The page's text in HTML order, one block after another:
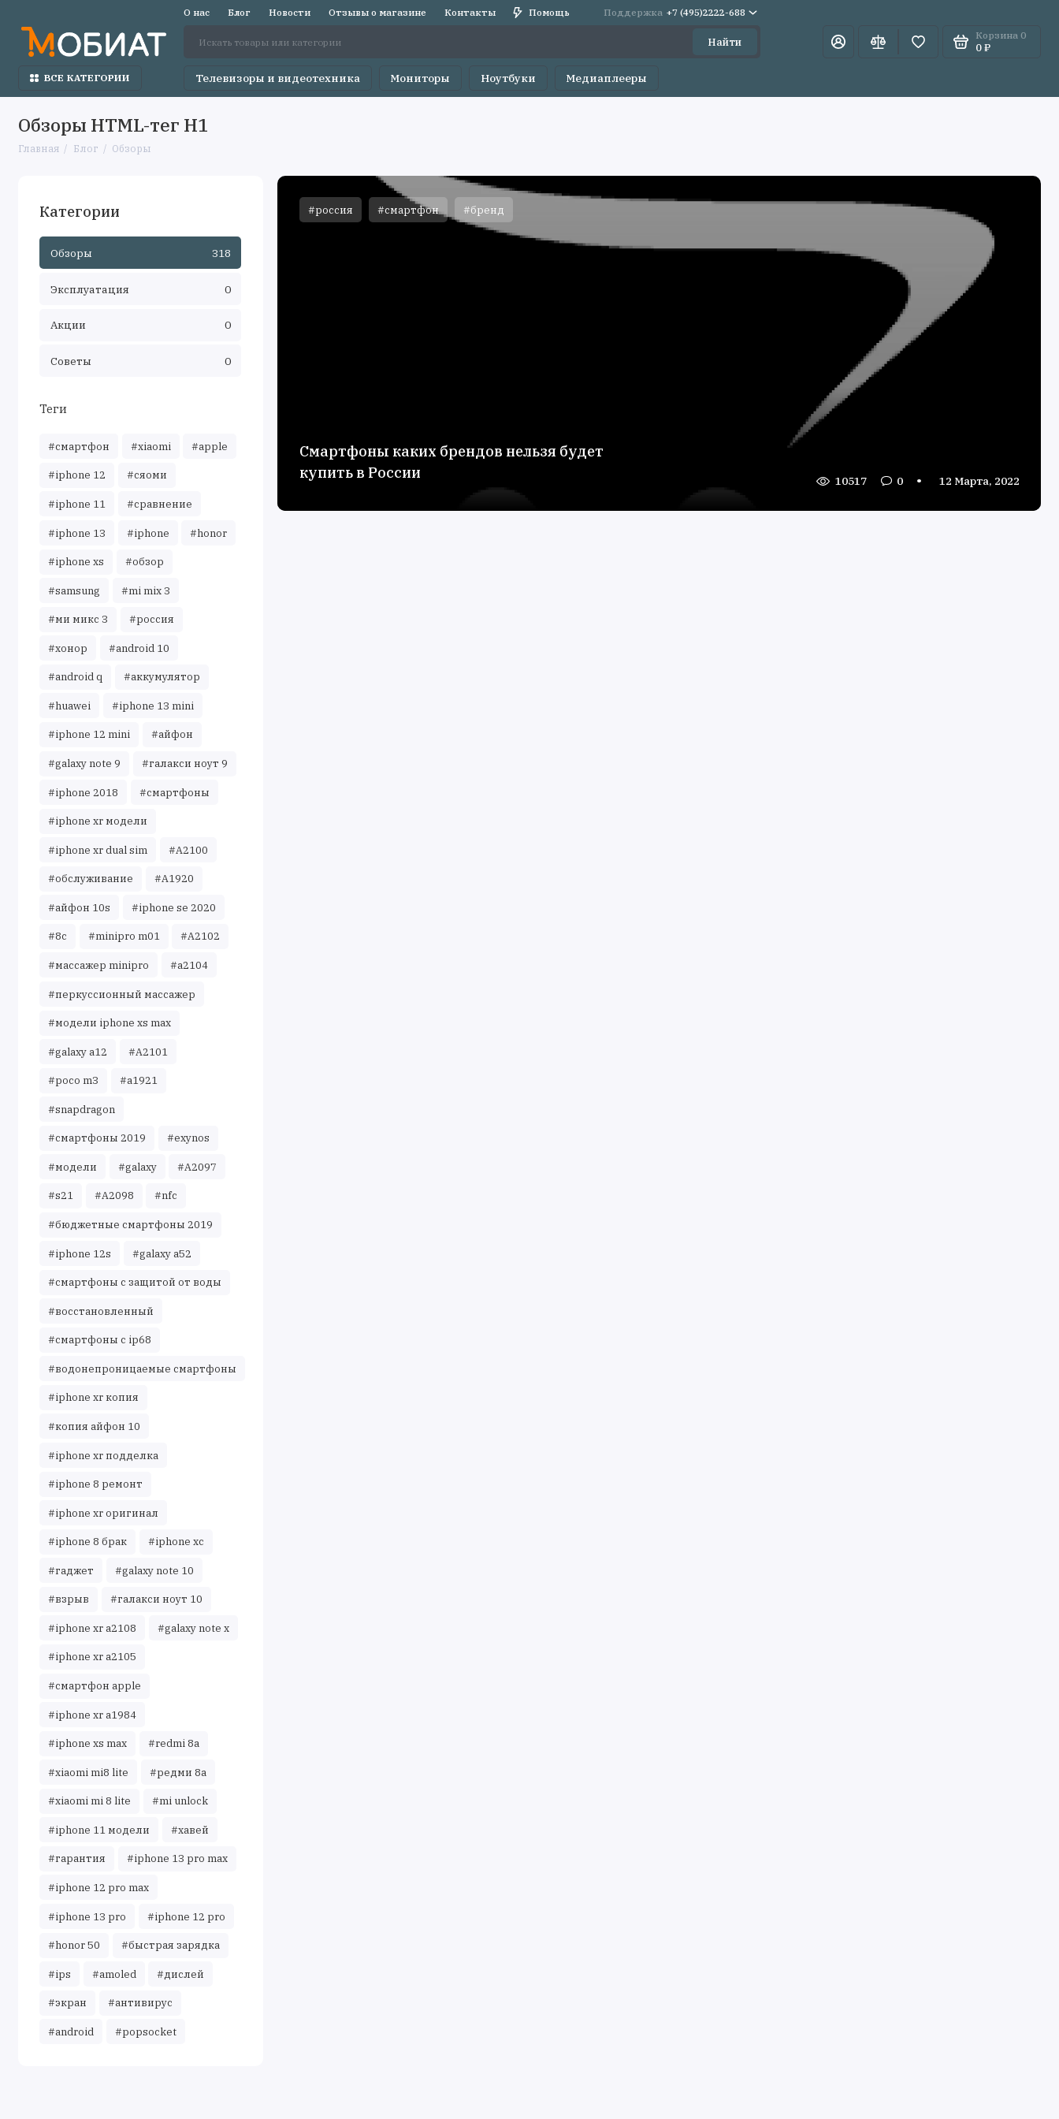
О нас Блог Новости Отзывы о магазине Контакты Помощь Поддержка +7 (495)2222-688
Найти
Корзина 0
0 ₽
ВСЕ КАТЕГОРИИ Телевизоры и видеотехника Мониторы Ноутбуки Медиаплееры
Обзоры HTML-тег H1
Главная Блог Обзоры
Категории
Обзоры 318
Эксплуатация 0
Акции 0
Советы 0
Теги
#смартфон #xiaomi #apple
#iphone 12 #сяоми
#iphone 11 #сравнение
#iphone 13 #iphone #honor
#iphone xs #обзор
#samsung #mi mix 3
#ми микс 3 #россия
#хонор #android 10
#android q #аккумулятор
#huawei #iphone 13 mini
#iphone 12 mini #айфон
#galaxy note 9 #галакси ноут 9
#iphone 2018 #смартфоны
#iphone xr модели
#iphone xr dual sim #A2100
#обслуживание #A1920
#айфон 10s #iphone se 2020
#8c #minipro m01 #A2102
#массажер minipro #a2104
#перкуссионный массажер
#модели iphone xs max
#galaxy a12 #A2101
#poco m3 #a1921
#snapdragon
#смартфоны 2019 #exynos
#модели #galaxy #A2097
#s21 #A2098 #nfc
#бюджетные смартфоны 2019
#iphone 12s #galaxy a52
#смартфоны с защитой от воды
#восстановленный
#смартфоны с ip68
#водонепроницаемые смартфоны
#iphone xr копия
#копия айфон 10
#iphone xr подделка
#iphone 8 ремонт
#iphone xr оригинал
#iphone 8 брак #iphone xc
#гаджет #galaxy note 10
#взрыв #галакси ноут 10
#iphone xr a2108 #galaxy note x
#iphone xr a2105
#смартфон apple
#iphone xr a1984
#iphone xs max #redmi 8a
#xiaomi mi8 lite #редми 8а
#xiaomi mi 8 lite #mi unlock
#iphone 11 модели #хавей
#гарантия #iphone 13 pro max
#iphone 12 pro max
#iphone 13 pro #iphone 12 pro
#honor 50 #быстрая зарядка
#ips #amoled #дислей
#экран #антивирус
#android #popsocket
#россия #смартфон #бренд
10517 0 12 Марта, 2022
Смартфоны каких брендов нельзя будет
купить в России